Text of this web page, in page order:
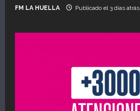
FM LA HUELLA Publicado el 3 días atrás